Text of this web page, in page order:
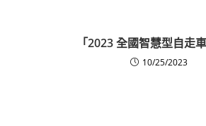
「2023 全國智慧型自走
10/25/2023